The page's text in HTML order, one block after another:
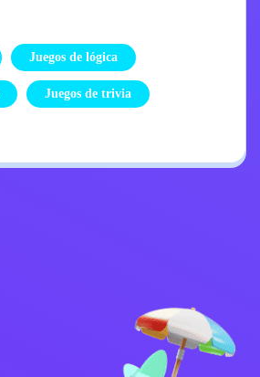
Juegos de lógica
Juegos de trivia